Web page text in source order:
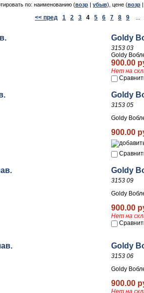
по: наименованию (возр| убыв), цене (возр|
<< пред 1 2 3 4 5 6 7 8 9 ...
Goldy
3153 03
Goldy
900.00
Нет на
Goldy
3153 05
Goldy
900.00
Goldy
3153 09
Goldy
900.00
Нет на
Goldy
3153 06
Goldy
900.00